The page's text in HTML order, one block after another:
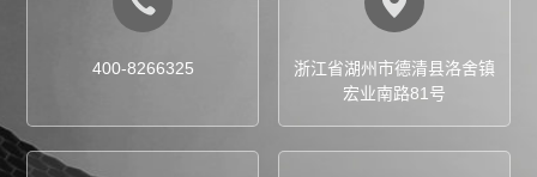
400-8266325
浙江省湖州市德清县洛舍镇
宏业南路81号